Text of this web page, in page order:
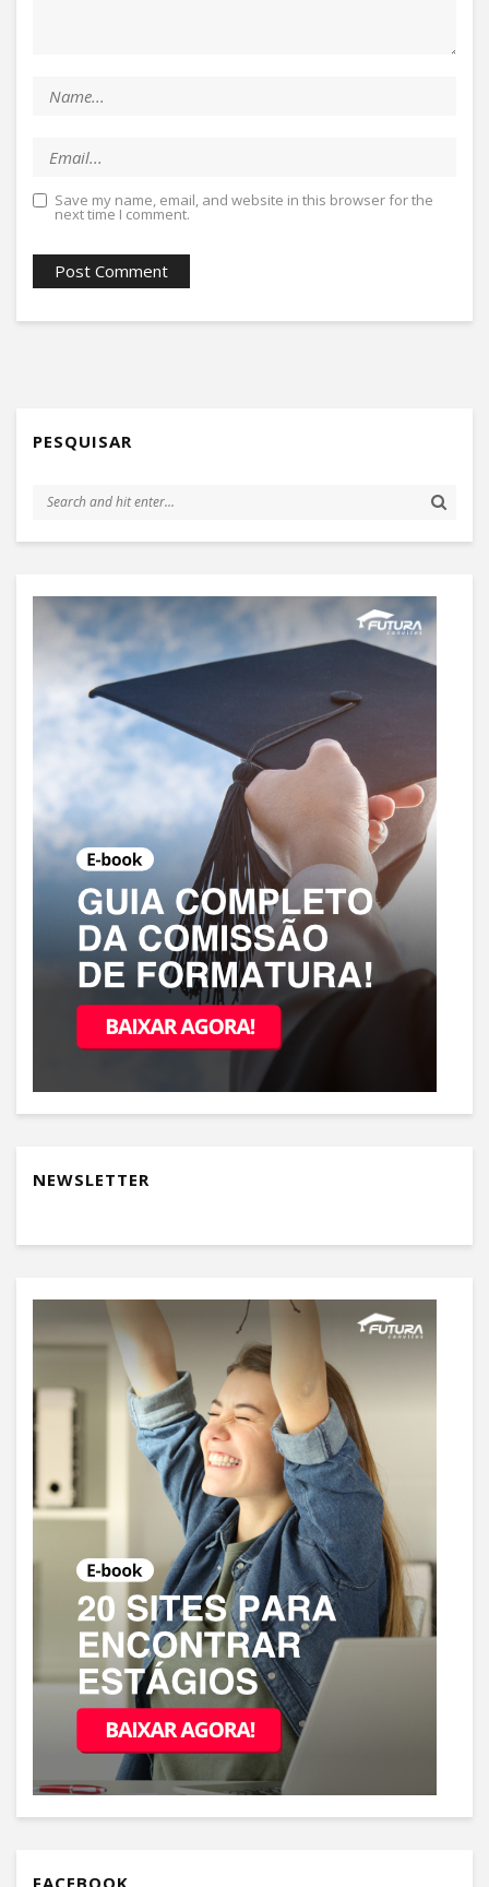
Save my name, email, and website in this browser for the
next time I comment.
PESQUISAR
NEWSLETTER
FACEBOOK